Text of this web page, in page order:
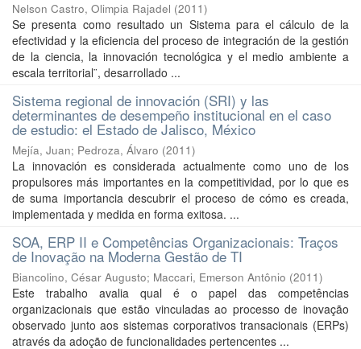
Nelson Castro, Olimpia Rajadel (2011)
Se presenta como resultado un Sistema para el cálculo de la
efectividad y la eficiencia del proceso de integración de la gestión
de la ciencia, la innovación tecnológica y el medio ambiente a
escala territorial¨, desarrollado ...
Sistema regional de innovación (SRI) y las
determinantes de desempeño institucional en el caso
de estudio: el Estado de Jalisco, México
Mejía, Juan; Pedroza, Álvaro (2011)
La innovación es considerada actualmente como uno de los
propulsores más importantes en la competitividad, por lo que es
de suma importancia descubrir el proceso de cómo es creada,
implementada y medida en forma exitosa. ...
SOA, ERP II e Competências Organizacionais: Traços
de Inovação na Moderna Gestão de TI
Biancolino, César Augusto; Maccari, Emerson Antônio (2011)
Este trabalho avalia qual é o papel das competências
organizacionais que estão vinculadas ao processo de inovação
observado junto aos sistemas corporativos transacionais (ERPs)
através da adoção de funcionalidades pertencentes ...